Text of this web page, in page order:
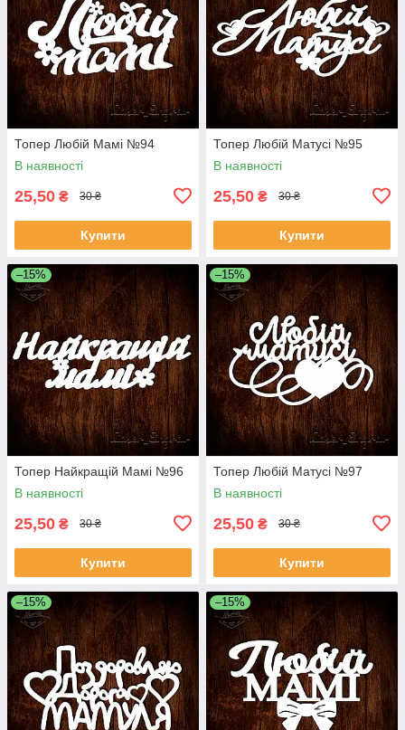
Топер Любій Мамі №94
В наявності
25,50 ₴ 30 ₴
Купити
Топер Любій Матусі №95
В наявності
25,50 ₴ 30 ₴
Купити
–15%
Топер Найкращій Мамі №96
В наявності
25,50 ₴ 30 ₴
Купити
–15%
Топер Любій Матусі №97
В наявності
25,50 ₴ 30 ₴
Купити
–15% –15%